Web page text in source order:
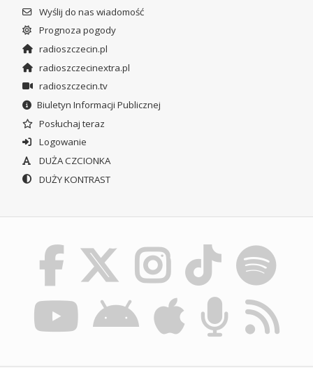
Wyślij do nas wiadomość
Prognoza pogody
radioszczecin.pl
radioszczecinextra.pl
radioszczecin.tv
Biuletyn Informacji Publicznej
Posłuchaj teraz
Logowanie
DUŻA CZCIONKA
DUŻY KONTRAST